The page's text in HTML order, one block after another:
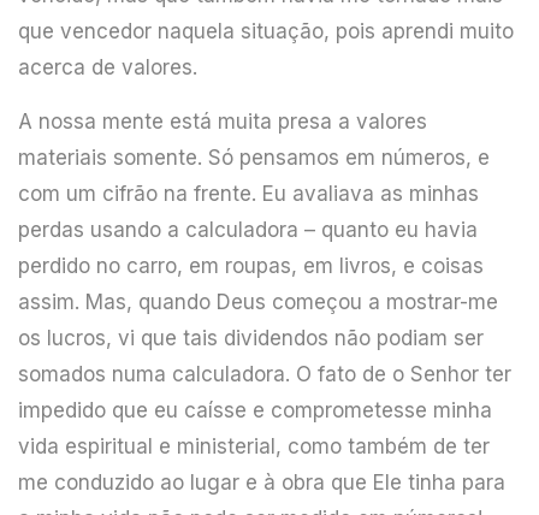
que vencedor naquela situação, pois aprendi muito
acerca de valores.
A nossa mente está muita presa a valores
materiais somente. Só pensamos em números, e
com um cifrão na frente. Eu avaliava as minhas
perdas usando a calculadora – quanto eu havia
perdido no carro, em roupas, em livros, e coisas
assim. Mas, quando Deus começou a mostrar-me
os lucros, vi que tais dividendos não podiam ser
somados numa calculadora. O fato de o Senhor ter
impedido que eu caísse e comprometesse minha
vida espiritual e ministerial, como também de ter
me conduzido ao lugar e à obra que Ele tinha para